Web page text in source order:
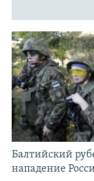
Балтийский
нападение